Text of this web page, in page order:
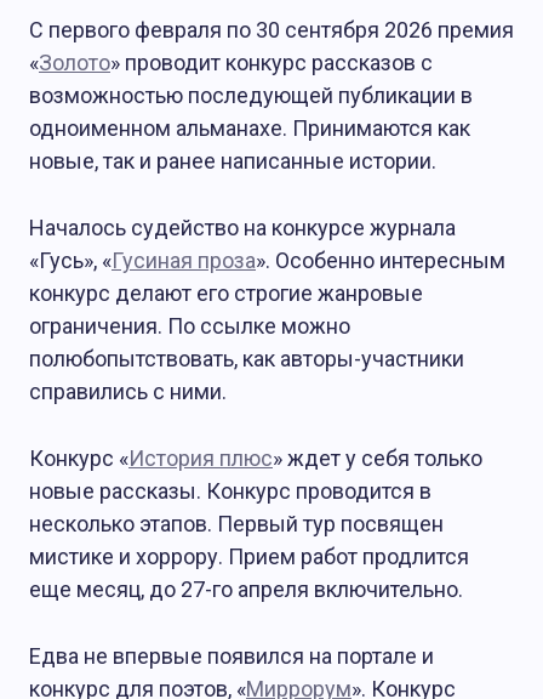
С первого февраля по 30 сентября 2026 премия
«Золото» проводит конкурс рассказов с
возможностью последующей публикации в
одноименном альманахе. Принимаются как
новые, так и ранее написанные истории.
Началось судейство на конкурсе журнала
«Гусь», «Гусиная проза». Особенно интересным
конкурс делают его строгие жанровые
ограничения. По ссылке можно
полюбопытствовать, как авторы-участники
справились с ними.
Конкурс «История плюс» ждет у себя только
новые рассказы. Конкурс проводится в
несколько этапов. Первый тур посвящен
мистике и хоррору. Прием работ продлится
еще месяц, до 27-го апреля включительно.
Едва не впервые появился на портале и
конкурс для поэтов, «Миррорум». Конкурс